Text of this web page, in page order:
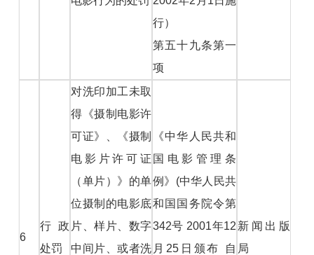
行）
第五十九条第一
项
6
行政
处罚
对洗印加工未取
得《摄制电影许
可证》、《摄制
电影片许可证
（单片）》的单
位摄制的电影底
片、样片、数字
中间片、或者洗
《中华人民共和
国电影管理条
例》(中华人民共
和国国务院令第
342号 2001年12
月25日颁布 自
新闻出版
局